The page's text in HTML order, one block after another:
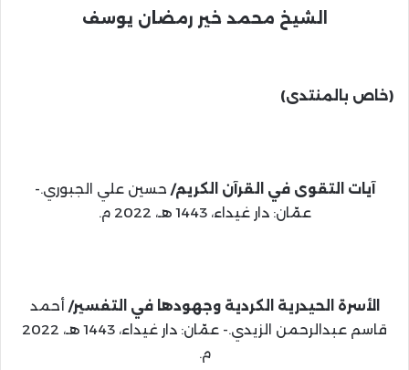
الشيخ محمد خير رمضان يوسف
(خاص بالمنتدى)
آيات التقوى في القرآن الكريم/ حسين علي الجبوري.-
عمّان: دار غيداء، 1443 هـ، 2022 م.
الأسرة الحيدرية الكردية وجهودها في التفسير/أحمد
قاسم عبدالرحمن الزيدي.- عمّان: دار غيداء، 1443 هـ، 2022
م.